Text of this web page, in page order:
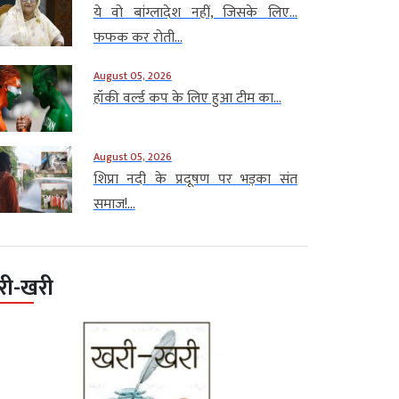
ये वो बांग्लादेश नहीं, जिसके लिए…
फफक कर रोती...
August 05, 2026
हॉकी वर्ल्ड कप के लिए हुआ टीम का...
August 05, 2026
शिप्रा नदी के प्रदूषण पर भड़का संत
समाज!...
खरी